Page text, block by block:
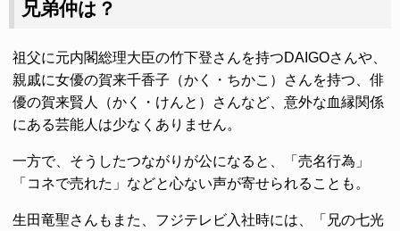
兄弟仲は？
祖父に元内閣総理大臣の竹下登さんを持つDAIGOさんや、
親戚に女優の賀来千香子（かく・ちかこ）さんを持つ、俳
優の賀来賢人（かく・けんと）さんなど、意外な血縁関係
にある芸能人は少なくありません。
一方で、そうしたつながりが公になると、「売名行為」
「コネで売れた」などと心ない声が寄せられることも。
生田竜聖さんもまた、フジテレビ入社時には、「兄の七光